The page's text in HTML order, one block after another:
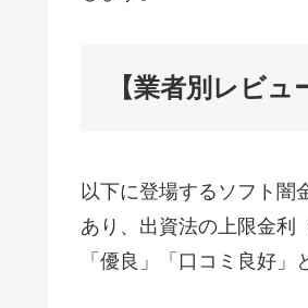
【業者別レビ
以下に登場するソフト闇
あり、出資法の上限金利
「優良」「口コミ良好